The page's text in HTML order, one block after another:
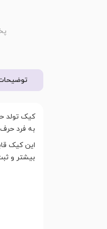
به فرد حرف D، می‌تواند هر جشن تولدی را به یک لحظه خاص تبدیل کند.
این کیک
بیشتر و